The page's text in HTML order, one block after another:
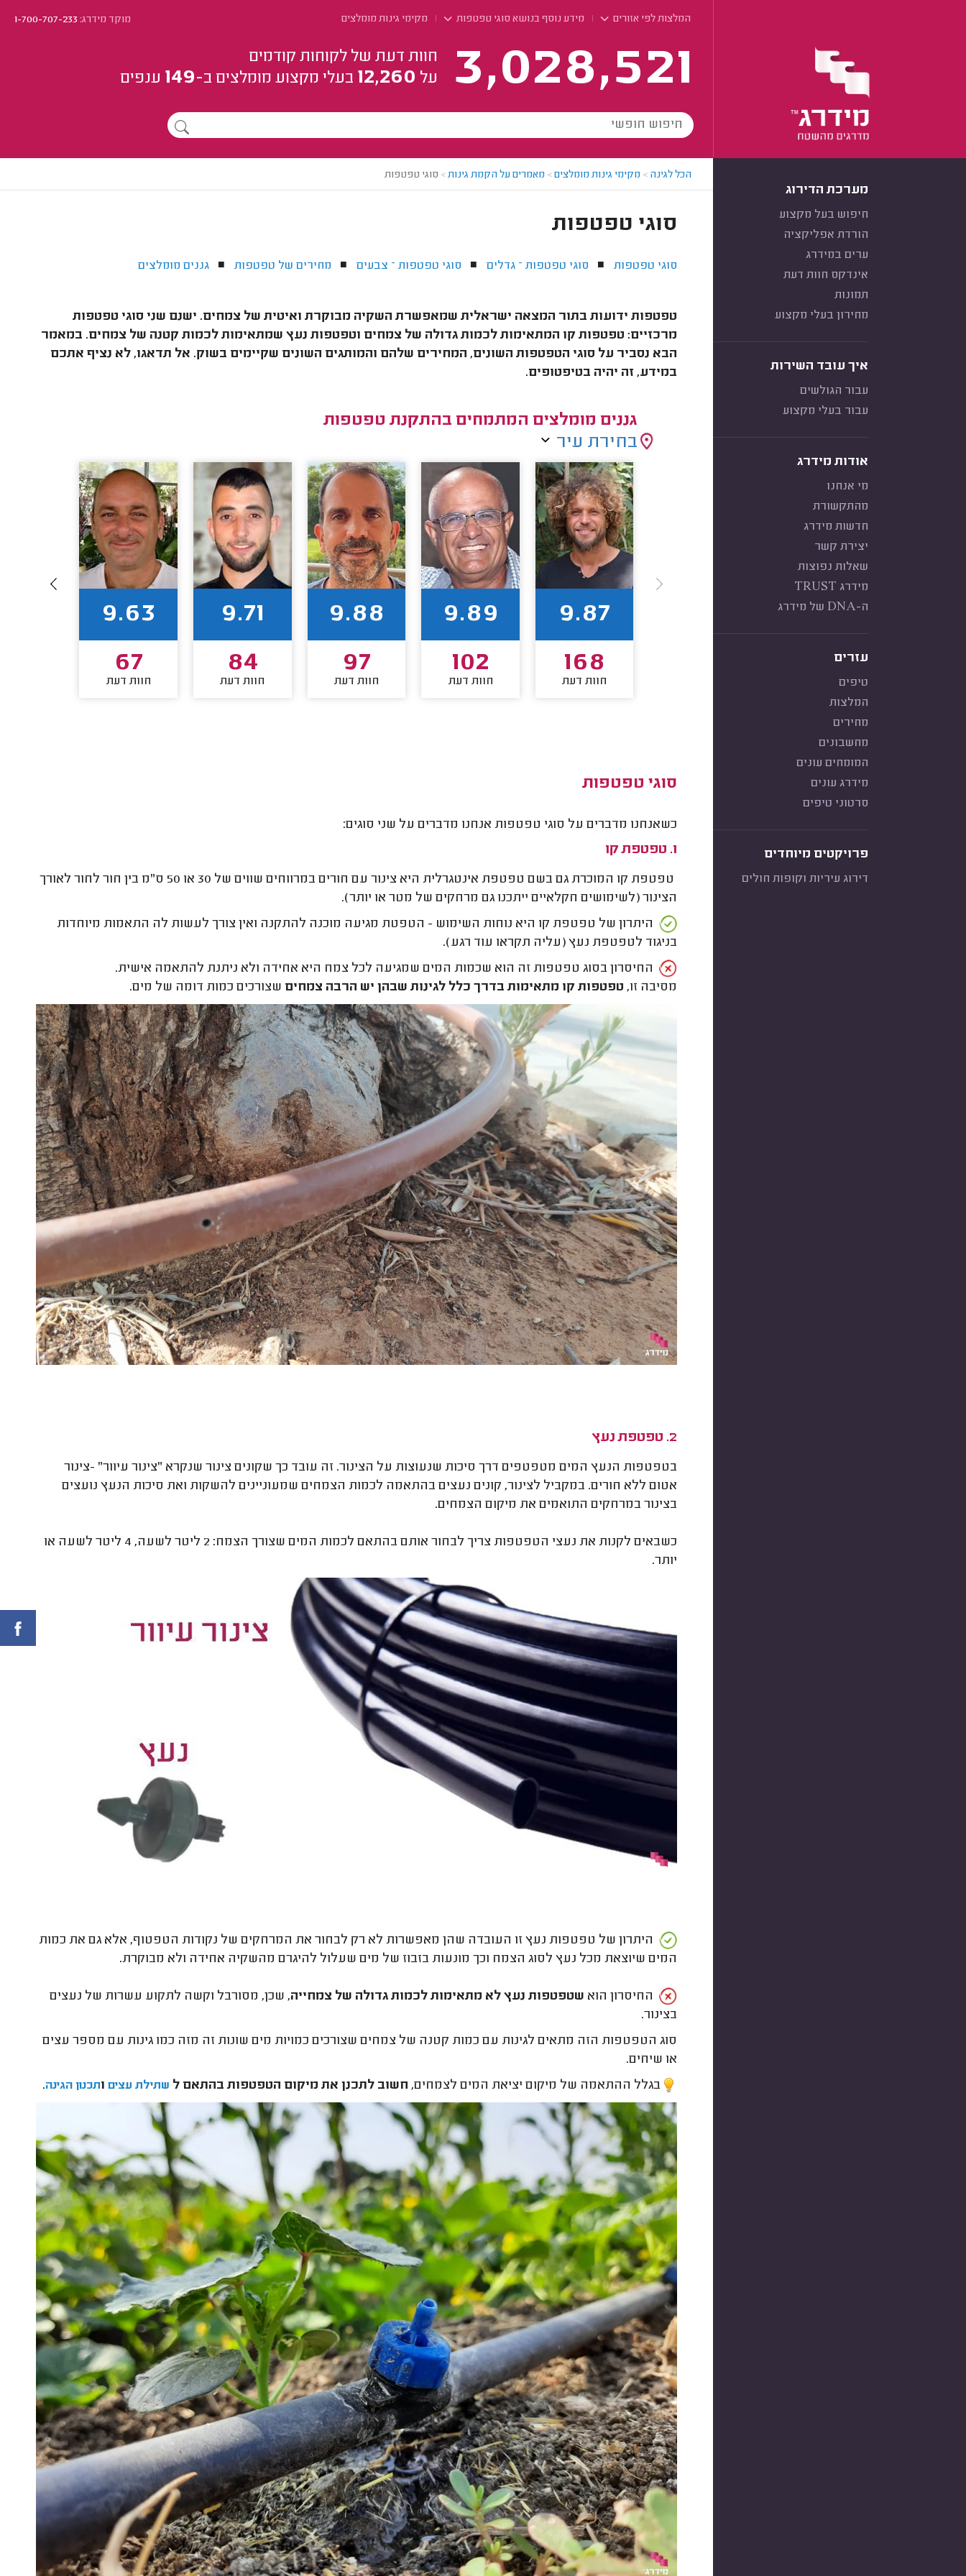
המלצות לפי אזורים מידע נוסף בנושא סוגי טפטפות מקימי גינות מומלצים מוקד מידרג:1-700-707-233
3,028,521
חוות דעת של לקוחות קודמים
על 12,260 בעלי מקצוע מומלצים ב-149 ענפים
מערכת הדירוג
חיפוש בעל מקצוע
הורדת אפליקציה
ערים במידרג
אינדקס חוות דעת
תמונות
מחירון בעלי מקצוע
איך עובד השירות
עבור הגולשים
עבור בעלי מקצוע
אודות מידרג
מי אנחנו
מהתקשורת
חדשות מידרג
יצירת קשר
שאלות נפוצות
מידרג TRUST
ה-DNA של מידרג
עזרים
טיפים
המלצות
מחירים
מחשבונים
המומחים עונים
מידרג עונים
סרטוני טיפים
פרויקטים מיוחדים
דירוג עיריות וקופות חולים
הכל לגינה > מקימי גינות מומלצים> מאמרים על הקמת גינות> סוגי טפטפות
סוגי טפטפות
סוגי טפטפות ■ סוגי טפטפות – גדלים ■ סוגי טפטפות – צבעים ■ מחירים של טפטפות ■ גננים מומלצים
טפטפות ידועות בתור המצאה ישראלית שמאפשרת השקיה מבוקרת ואיטית של צמחים. ישנם שני סוגי טפטפות
מרכזיים: טפטפות קו המתאימות לכמות גדולה של צמחים וטפטפות נעץ שמתאימות לכמות קטנה של צמחים. במאמר
הבא נסביר על סוגי הטפטפות השונים, המחירים שלהם והמותגים השונים שקיימים בשוק. אל תדאגו, לא נציף אתכם
במידע, זה יהיה בטיפטופים.
גננים מומלצים המתמחים בהתקנת טפטפות
בחירת עיר
9.87
168
חוות דעת
9.89
102
חוות דעת
9.88
97
חוות דעת
9.71
84
חוות דעת
9.63
67
חוות דעת
סוגי טפטפות
כשאנחנו מדברים על סוגי טפטפות אנחנו מדברים על שני סוגים:
1. טפטפת קו
טפטפת קו המוכרת גם בשם טפטפת אינטגרלית היא צינור עם חורים במרווחים שווים של 30 או 50 ס"מ בין חור לחור לאורך
הצינור (לשימושים חקלאיים ייתכנו גם מרחקים של מטר או יותר).
היתרון של טפטפת קו היא נוחות השימוש - הטפטת מגיעה מוכנה להתקנה ואין צורך לעשות לה התאמות מיוחדות
בניגוד לטפטפת נעץ (עליה תקראו עוד רגע).
החיסרון בסוג טפטפות זה הוא שכמות המים שמגיעה לכל צמח היא אחידה ולא ניתנת להתאמה אישית.
מסיבה זו,טפטפות קו מתאימות בדרך כלל לגינות שבהן יש הרבה צמחים שצורכים כמות דומה של מים.
2. טפטפת נעץ
בטפטפות הנעץ המים מטפטפים דרך סיכות שנעוצות על הצינור. זה עובד כך שקונים צינור שנקרא "צינור עיוור" -צינור
אטום ללא חורים. במקביל לצינור, קונים נעצים בהתאמה לכמות הצמחים שמעוניינים להשקות ואת סיכות הנעץ נועצים
בצינור במרחקים התואמים את מיקום הצמחים.
כשבאים לקנות את נעצי הטפטפות צריך לבחור אותם בהתאם לכמות המים שצורך הצמח: 2 ליטר לשעה, 4 ליטר לשעה או
יותר.
היתרון של טפטפות נעץ זו העובדה שהן מאפשרות לא רק לבחור את המרחקים של נקודות הטפטוף, אלא גם את כמות
המים שיוצאת מכל נעץ לסוג הצמח וכך מונעות בזבוז של מים שעלול להיגרם מהשקיה אחידה ולא מבוקרת.
החיסרון הוא שטפטפות נעץ לא מתאימות לכמות גדולה של צמחייה, שכן, מסורבל וקשה לתקוע עשרות של נעצים
בצינור.
סוג הטפטפות הזה מתאים לגינות עם כמות קטנה של צמחים שצורכים כמויות מים שונות זה מזה כמו גינות עם מספר עצים
או שיחים.
בגלל ההתאמה של מיקום יציאת המים לצמחים, חשוב לתכנן את מיקום הטפטפות בהתאם ל שתילת עציםותכנון הגינה.